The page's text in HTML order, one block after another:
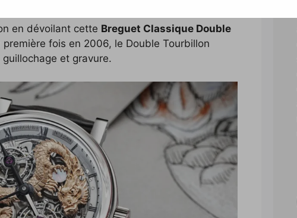
en dévoilant cette Breguet Classique Double
première fois en 2006, le Double Tourbillon
guillochage et gravure.